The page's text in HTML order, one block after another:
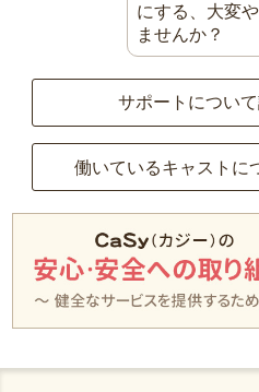
にする、大変
ませんか？
サポートについ
働いているキャストに